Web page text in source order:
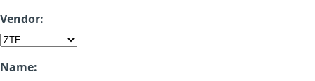
Vendor:
Name: